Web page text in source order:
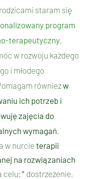
staram się
program
terapeutyczny,
w rozwoju każdego
i młodego
równieżw
ich potrzeb i
zajęcia do
wymagań.
w nurcie terapii
na rozwiązaniach
celu:* dostrzeżenie,